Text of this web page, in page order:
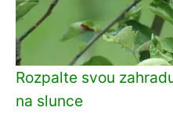
Rozpalte svou
na slunce